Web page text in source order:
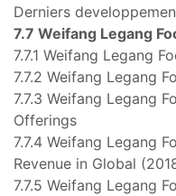
Derniers
7.7 Weifang Legang
7.7.1 Weifang Legang
7.7.2 Weifang Legang
7.7.3 Weifang Legang
Offerings
7.7.4 Weifang Legang
Revenue in Global
7.7.5 Weifang Legang